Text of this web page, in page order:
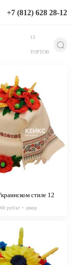
+7 (812) 628 28-12
13
ТОРТОВ
стиле 12
руб/кг + декор